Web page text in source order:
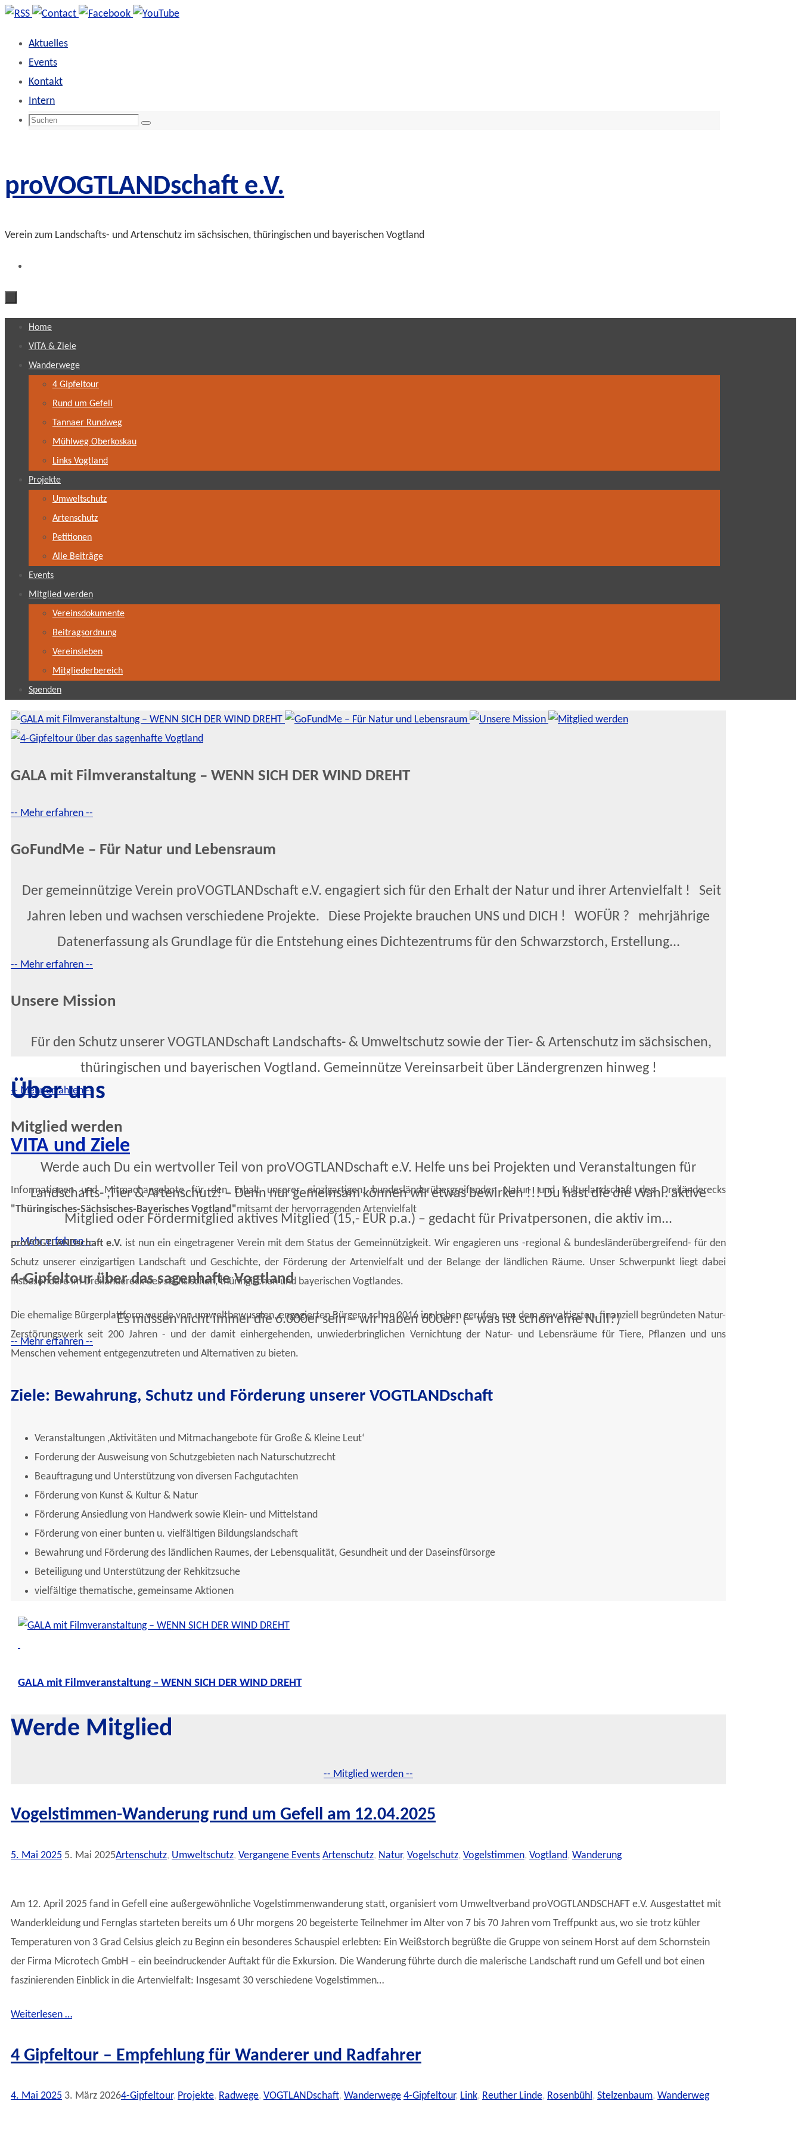
Zum
springen
Aktuelles
Events
Kontakt
Intern
Suchen
Suchen
proVOGTLANDschaft e.V.
Verein zum Landschafts- und Artenschutz im sächsischen, thüringischen und bayerischen Vogtland
Inhalt
springen
Home
VITA & Ziele
Wanderwege
4 Gipfeltour
Rund um Gefell
Tannaer Rundweg
Mühlweg Oberkoskau
Links Vogtland
Projekte
Umweltschutz
Artenschutz
Petitionen
Alle Beiträge
Events
Mitglied werden
Vereinsdokumente
Beitragsordnung
Vereinsleben
Mitgliederbereich
Spenden
GALA mit Filmveranstaltung – WENN SICH DER WIND DREHT
-- Mehr erfahren --
GoFundMe – Für Natur und Lebensraum
Der gemeinnützige Verein proVOGTLANDschaft e.V. engagiert sich für den Erhalt der Natur und ihrer Artenvielfalt ! Seit
Jahren leben und wachsen verschiedene Projekte. Diese Projekte brauchen UNS und DICH ! WOFÜR ? mehrjährige
Datenerfassung als Grundlage für die Entstehung eines Dichtezentrums für den Schwarzstorch, Erstellung...
-- Mehr erfahren --
Unsere Mission
Für den Schutz unserer VOGTLANDschaft Landschafts- & Umweltschutz sowie der Tier- & Artenschutz im sächsischen,
thüringischen und bayerischen Vogtland. Gemeinnütze Vereinsarbeit über Ländergrenzen hinweg !
-- Mehr erfahren --
Mitglied werden
Werde auch Du ein wertvoller Teil von proVOGTLANDschaft e.V. Helfe uns bei Projekten und Veranstaltungen für
Landschafts- ,Tier & Artenschutz! – Denn nur gemeinsam können wir etwas bewirken !!! Du hast die die Wahl: aktive
Mitglied oder Fördermitglied aktives Mitglied (15,- EUR p.a.) – gedacht für Privatpersonen, die aktiv im...
-- Mehr erfahren --
4-Gipfeltour über das sagenhafte Vogtland
Es müssen nicht immer die 6.000er sein – wir haben 600er! (– was ist schon eine Null?)
-- Mehr erfahren --
Über uns
VITA und Ziele
Informationen und Mitmachangebote für den Erhalt unserer einzigartigen, bundesländerübergreifenden Natur- und Kulturlandschaft des Dreiländerecks
"Thüringisches-Sächsisches-Bayerisches Vogtland"mitsamt der hervorragenden Artenvielfalt
proVOGTLANDschaft e.V. ist nun ein eingetragener Verein mit dem Status der Gemeinnützigkeit. Wir engagieren uns -regional & bundesländerübergreifend- für den
Schutz unserer einzigartigen Landschaft und Geschichte, der Förderung der Artenvielfalt und der Belange der ländlichen Räume. Unser Schwerpunkt liegt dabei
insbesondere im Dreiländereck des sächsischen, thüringischen und bayerischen Vogtlandes.
Die ehemalige Bürgerplattform wurde von umweltbewussten, engagierten Bürgern schon 2016 ins Leben gerufen, um dem gewaltigsten, finanziell begründeten Natur-
Zerstörungswerk seit 200 Jahren - und der damit einhergehenden, unwiederbringlichen Vernichtung der Natur- und Lebensräume für Tiere, Pflanzen und uns
Menschen vehement entgegenzutreten und Alternativen zu bieten.
Ziele: Bewahrung, Schutz und Förderung unserer VOGTLANDschaft
Veranstaltungen ,Aktivitäten und Mitmachangebote für Große & Kleine Leut‘
Forderung der Ausweisung von Schutzgebieten nach Naturschutzrecht
Beauftragung und Unterstützung von diversen Fachgutachten
Förderung von Kunst & Kultur & Natur
Förderung Ansiedlung von Handwerk sowie Klein- und Mittelstand
Förderung von einer bunten u. vielfältigen Bildungslandschaft
Bewahrung und Förderung des ländlichen Raumes, der Lebensqualität, Gesundheit und der Daseinsfürsorge
Beteiligung und Unterstützung der Rehkitzsuche
vielfältige thematische, gemeinsame Aktionen
GALA mit Filmveranstaltung – WENN SICH DER WIND DREHT
Werde Mitglied
-- Mitglied werden --
Vogelstimmen-Wanderung rund um Gefell am 12.04.2025
5. Mai 2025 5. Mai 2025Artenschutz, Umweltschutz, Vergangene Events Artenschutz, Natur, Vogelschutz, Vogelstimmen, Vogtland, Wanderung
Am 12. April 2025 fand in Gefell eine außergewöhnliche Vogelstimmenwanderung statt, organisiert vom Umweltverband proVOGTLANDSCHAFT e.V. Ausgestattet mit
Wanderkleidung und Fernglas starteten bereits um 6 Uhr morgens 20 begeisterte Teilnehmer im Alter von 7 bis 70 Jahren vom Treffpunkt aus, wo sie trotz kühler
Temperaturen von 3 Grad Celsius gleich zu Beginn ein besonderes Schauspiel erlebten: Ein Weißstorch begrüßte die Gruppe von seinem Horst auf dem Schornstein
der Firma Microtech GmbH – ein beeindruckender Auftakt für die Exkursion. Die Wanderung führte durch die malerische Landschaft rund um Gefell und bot einen
faszinierenden Einblick in die Artenvielfalt: Insgesamt 30 verschiedene Vogelstimmen…
Weiterlesen …
4 Gipfeltour – Empfehlung für Wanderer und Radfahrer
4. Mai 2025 3. März 20264-Gipfeltour, Projekte, Radwege, VOGTLANDschaft, Wanderwege 4-Gipfeltour, Link, Reuther Linde, Rosenbühl, Stelzenbaum, Wanderweg